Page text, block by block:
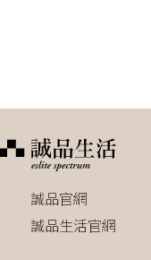
誠品官網
誠品生活官網